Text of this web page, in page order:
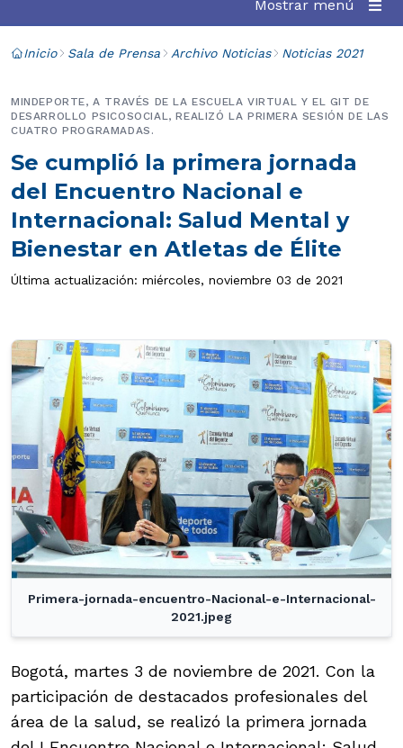
Mostrar menú
Inicio Sala de Prensa Archivo Noticias Noticias 2021
Se cumplió la primera jornada
del Encuentro Nacional e
Internacional: Salud Mental y
Bienestar en Atletas de Élite
MINDEPORTE, A TRAVÉS DE LA ESCUELA VIRTUAL Y EL GIT DE
DESARROLLO PSICOSOCIAL, REALIZÓ LA PRIMERA SESIÓN DE LAS
CUATRO PROGRAMADAS.
Última actualización: miércoles, noviembre 03 de 2021
Primera-jornada-encuentro-Nacional-e-Internacional-
2021.jpeg
Bogotá, martes 3 de noviembre de 2021. Con la
participación de destacados profesionales del
área de la salud, se realizó la primera jornada